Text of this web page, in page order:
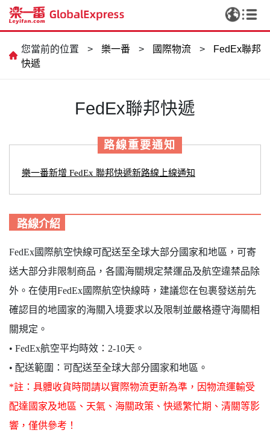
您當前的位置 > 樂一番 > 國際物流 >
FedEx聯邦
快遞
FedEx聯邦快遞
路線重要通知
樂一番新增 FedEx 聯邦快遞新路線上線通知
路線介紹
FedEx國際航空快線可配送至全球大部分國家和地區，可寄
送大部分非限制商品，各國海關規定禁運品及航空違禁品除
外。在使用FedEx國際航空快線時，建議您在包裹發送前先
確認目的地國家的海關入境要求以及限制並嚴格遵守海關相
關規定。
• FedEx航空平均時效：2-10天。
• 配送範圍：可配送至全球大部分國家和地區。
*註：具體收貨時間請以實際物流更新為準，因物流運輸受
配達國家及地區、天氣、海關政策、快遞繁忙期、清關等影
響，僅供參考！